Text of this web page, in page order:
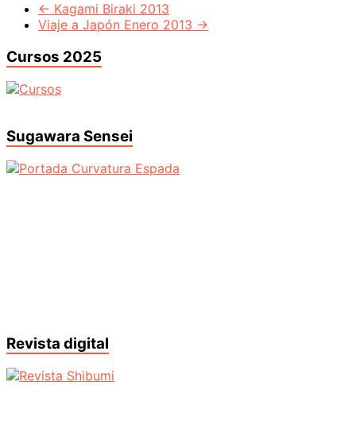
← Kagami Biraki 2013
Viaje a Japón Enero 2013 →
Cursos 2025
Sugawara Sensei
Revista digital